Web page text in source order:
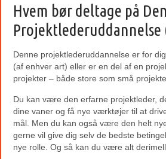
Hvem bør deltage på
Projektlederuddannelse
Denne projektlederuddannelse er for
(af enhver art) eller er en del af en
projekter – både store som små
Du kan være den erfarne projektleder,
dine vaner og få nye værktøjer til at
mål. Men du kan også være den helt
gerne vil give dig selv de bedste
nye rolle. Og så kan du være alt